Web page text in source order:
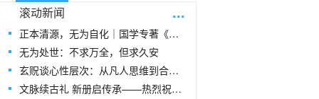
滚动新闻 ...
正本清源，无为自化｜国学专著《玄贶思想》
无为处世：不求万全，但求久安
玄贶谈心性层次：从凡人思维到合道思维
文脉续古礼 新册启传承——热烈祝贺玄